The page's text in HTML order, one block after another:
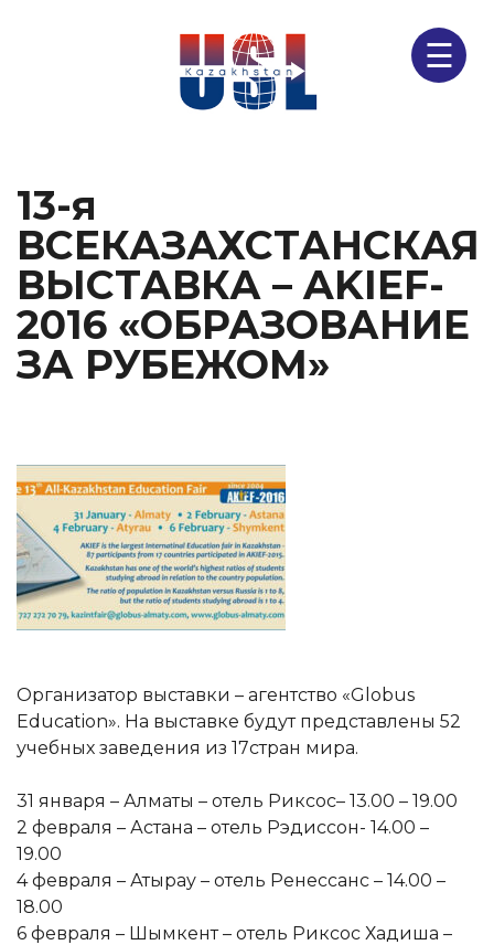
☰
13-я
ВСЕКАЗАХСТАНСКАЯ
ВЫСТАВКА – AKIEF-
2016 «ОБРАЗОВАНИЕ
ЗА РУБЕЖОМ»
Организатор выставки – агентство «Globus
Education». На выставке будут представлены 52
учебных заведения из 17стран мира.
31 января – Алматы – отель Риксос– 13.00 – 19.00
2 февраля – Астана – отель Рэдиссон- 14.00 –
19.00
4 февраля – Атырау – отель Ренессанс – 14.00 –
18.00
6 февраля – Шымкент – отель Риксос Хадиша –